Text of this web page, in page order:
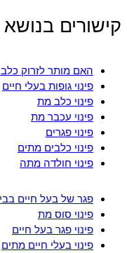
קישורים בנושא
האם מותר לזרוק
פינוי גופות בעלי חיים
פינוי כלב מת
פינוי עכבר מת
פינוי פגרים
פינוי כלבים מתים
פינוי חולדה מתה
פגר של בעל חיים
פינוי סוס מת
פינוי פגר בעל חיים
פינוי בעלי חיים מתים